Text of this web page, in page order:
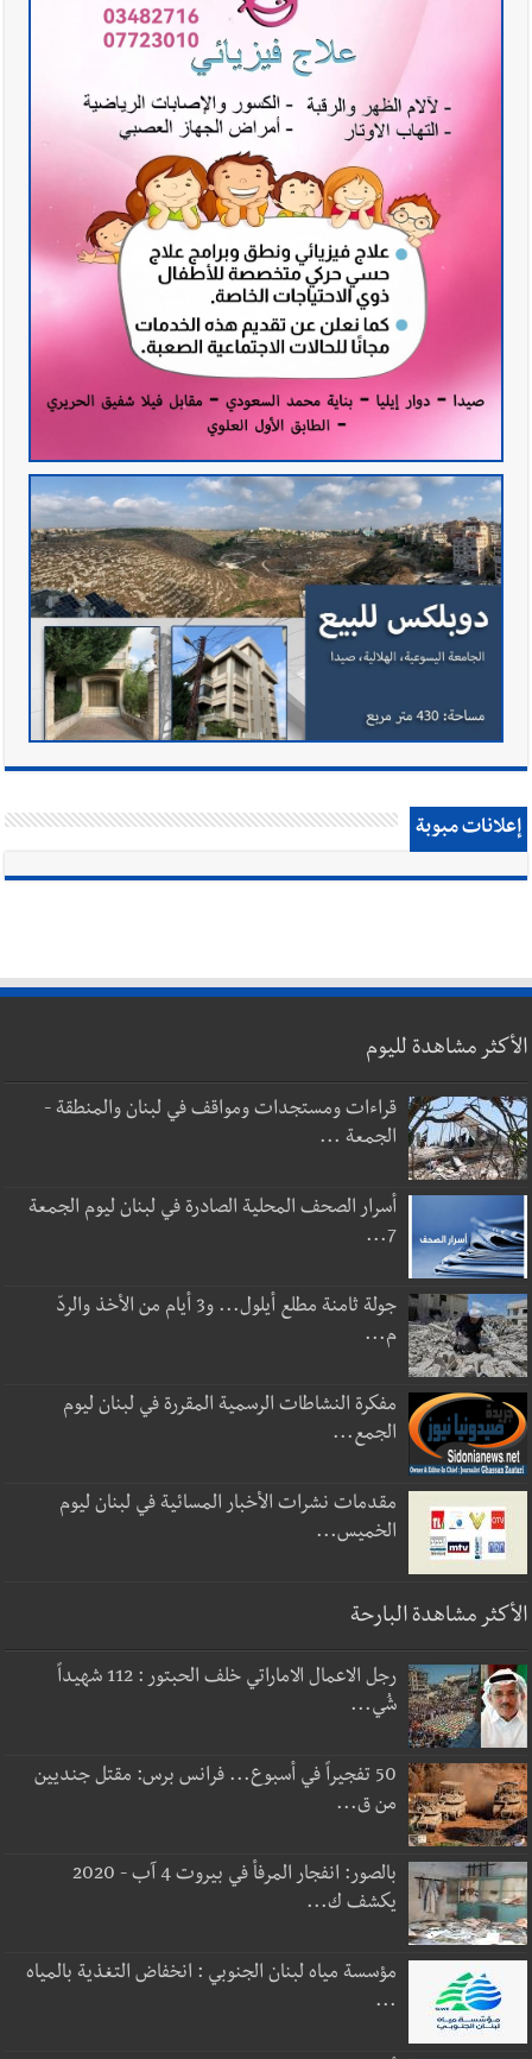
إعلانات مبوبة
الأكثر مشاهدة لليوم
قراءات ومستجدات ومواقف في لبنان والمنطقة -
الجمعة ...
أسرار الصحف المحلية الصادرة في لبنان ليوم الجمعة
7...
جولة ثامنة مطلع أيلول... و3 أيام من الأخذ والردّ
م...
مفكرة النشاطات الرسمية المقررة في لبنان ليوم
الجمع...
مقدمات نشرات الأخبار المسائية في لبنان ليوم
الخميس...
الأكثر مشاهدة البارحة
رجل الاعمال الاماراتي خلف الحبتور : 112 شهيداً
شُي...
50 تفجيراً في أسبوع... فرانس برس: مقتل جنديين
من ق...
بالصور: انفجار المرفأ في بيروت 4 آب - 2020
يكشف ك...
مؤسسة مياه لبنان الجنوبي : انخفاض التغذية بالمياه
...